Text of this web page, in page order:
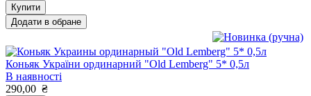
Купити
Додати в обране
Коньяк України ординарний "Old Lemberg" 5* 0,5л
В наявності
290,00 ₴